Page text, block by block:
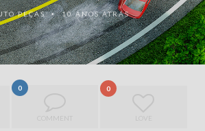
PEÇAS •10 ANOS ATRÁS
0
COMMENT
0